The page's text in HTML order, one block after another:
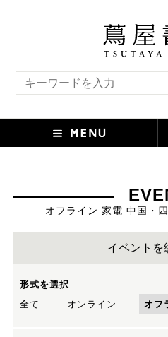
オフライン 家電 中国・
イベントを
形式を選択
全て
オンライン オフ